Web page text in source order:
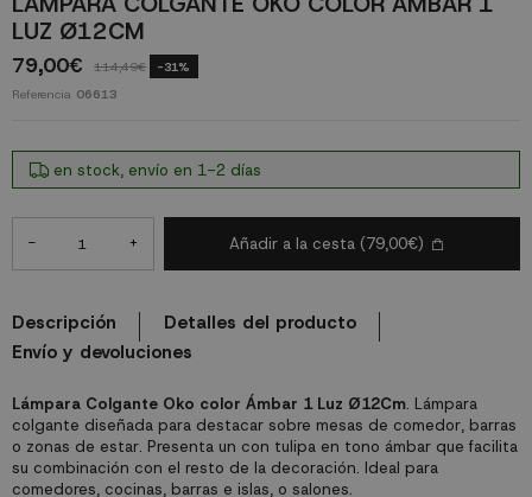
LUZ Ø12CM
79,00€ 114,49€ -31%
Referencia 06613
Lámpara Colgante Oko color Ámbar 1 Luz Ø12Cm. Lámpara
colgante diseñada para destacar sobre mesas de comedor, barras
o zonas de estar. Presenta un con tulipa en tono ámbar que facilita
su combinación con el resto de la decoración. Ideal para
comedores, cocinas, barras e islas, o salones.
en stock, envío en 1-2 días
- + Añadir a la cesta (79,00€)
Descripción
Detalles del producto
Envío y devoluciones